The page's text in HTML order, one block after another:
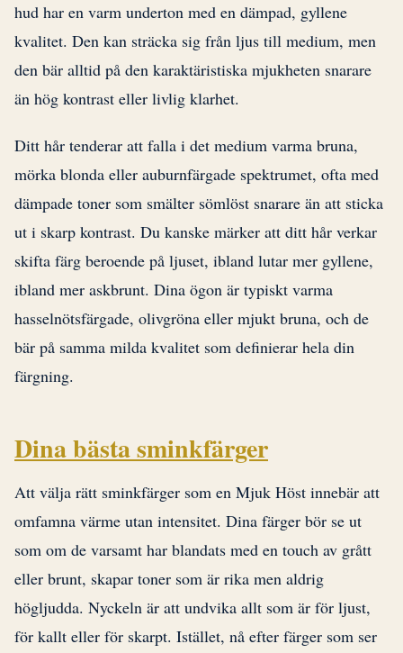
hud har en varm underton med en dämpad, gyllene
kvalitet. Den kan sträcka sig från ljus till medium, men
den bär alltid på den karaktäristiska mjukheten snarare
än hög kontrast eller livlig klarhet.
Ditt hår tenderar att falla i det medium varma bruna,
mörka blonda eller auburnfärgade spektrumet, ofta med
dämpade toner som smälter sömlöst snarare än att sticka
ut i skarp kontrast. Du kanske märker att ditt hår verkar
skifta färg beroende på ljuset, ibland lutar mer gyllene,
ibland mer askbrunt. Dina ögon är typiskt varma
hasselnötsfärgade, olivgröna eller mjukt bruna, och de
bär på samma milda kvalitet som definierar hela din
färgning.
Dina bästa sminkfärger
Att välja rätt sminkfärger som en Mjuk Höst innebär att
omfamna värme utan intensitet. Dina färger bör se ut
som om de varsamt har blandats med en touch av grått
eller brunt, skapar toner som är rika men aldrig
högljudda. Nyckeln är att undvika allt som är för ljust,
för kallt eller för skarpt. Istället, nå efter färger som ser